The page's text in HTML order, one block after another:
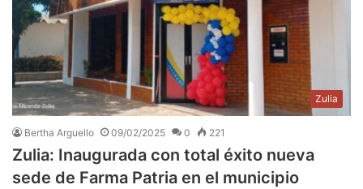
Zulia
Bertha Arguello 09/02/2025 0 221
Zulia: Inaugurada con total éxito nueva
sede de Farma Patria en el municipio